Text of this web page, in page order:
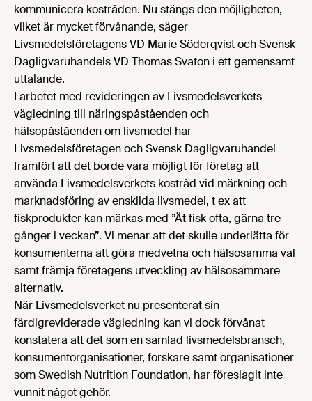
kommunicera kostråden. Nu stängs den möjligheten,
vilket är mycket förvånande, säger
Livsmedelsföretagens VD Marie Söderqvist och Svensk
Dagligvaruhandels VD Thomas Svaton i ett gemensamt
uttalande.
I arbetet med revideringen av Livsmedelsverkets
vägledning till näringspåståenden och
hälsopåståenden om livsmedel har
Livsmedelsföretagen och Svensk Dagligvaruhandel
framfört att det borde vara möjligt för företag att
använda Livsmedelsverkets kostråd vid märkning och
marknadsföring av enskilda livsmedel, t ex att
fiskprodukter kan märkas med ”Ät fisk ofta, gärna tre
gånger i veckan”. Vi menar att det skulle underlätta för
konsumenterna att göra medvetna och hälsosamma val
samt främja företagens utveckling av hälsosammare
alternativ.
När Livsmedelsverket nu presenterat sin
färdigreviderade vägledning kan vi dock förvånat
konstatera att det som en samlad livsmedelsbransch,
konsumentorganisationer, forskare samt organisationer
som Swedish Nutrition Foundation, har föreslagit inte
vunnit något gehör.